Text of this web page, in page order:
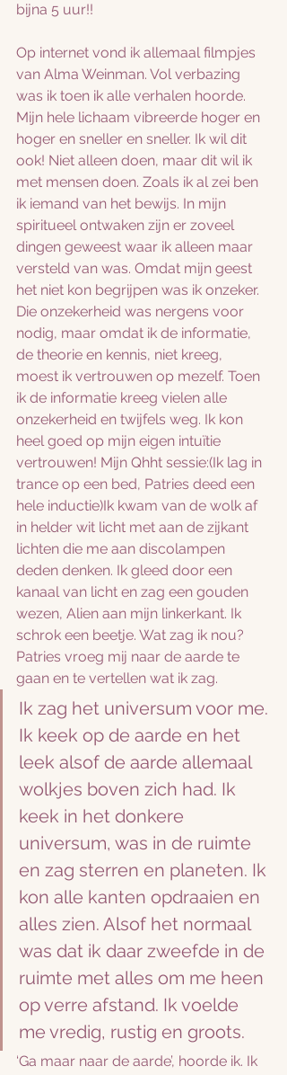
bijna 5 uur!!
Op internet vond ik allemaal filmpjes
van Alma Weinman. Vol verbazing
was ik toen ik alle verhalen hoorde.
Mijn hele lichaam vibreerde hoger en
hoger en sneller en sneller. Ik wil dit
ook! Niet alleen doen, maar dit wil ik
met mensen doen. Zoals ik al zei ben
ik iemand van het bewijs. In mijn
spiritueel ontwaken zijn er zoveel
dingen geweest waar ik alleen maar
versteld van was. Omdat mijn geest
het niet kon begrijpen was ik onzeker.
Die onzekerheid was nergens voor
nodig, maar omdat ik de informatie,
de theorie en kennis, niet kreeg,
moest ik vertrouwen op mezelf. Toen
ik de informatie kreeg vielen alle
onzekerheid en twijfels weg. Ik kon
heel goed op mijn eigen intuïtie
vertrouwen! Mijn Qhht sessie:(Ik lag in
trance op een bed, Patries deed een
hele inductie)Ik kwam van de wolk af
in helder wit licht met aan de zijkant
lichten die me aan discolampen
deden denken. Ik gleed door een
kanaal van licht en zag een gouden
wezen, Alien aan mijn linkerkant. Ik
schrok een beetje. Wat zag ik nou?
Patries vroeg mij naar de aarde te
gaan en te vertellen wat ik zag.
Ik zag het universum voor me.
Ik keek op de aarde en het
leek alsof de aarde allemaal
wolkjes boven zich had. Ik
keek in het donkere
universum, was in de ruimte
en zag sterren en planeten. Ik
kon alle kanten opdraaien en
alles zien. Alsof het normaal
was dat ik daar zweefde in de
ruimte met alles om me heen
op verre afstand. Ik voelde
me vredig, rustig en groots.
‘Ga maar naar de aarde’, hoorde ik. Ik